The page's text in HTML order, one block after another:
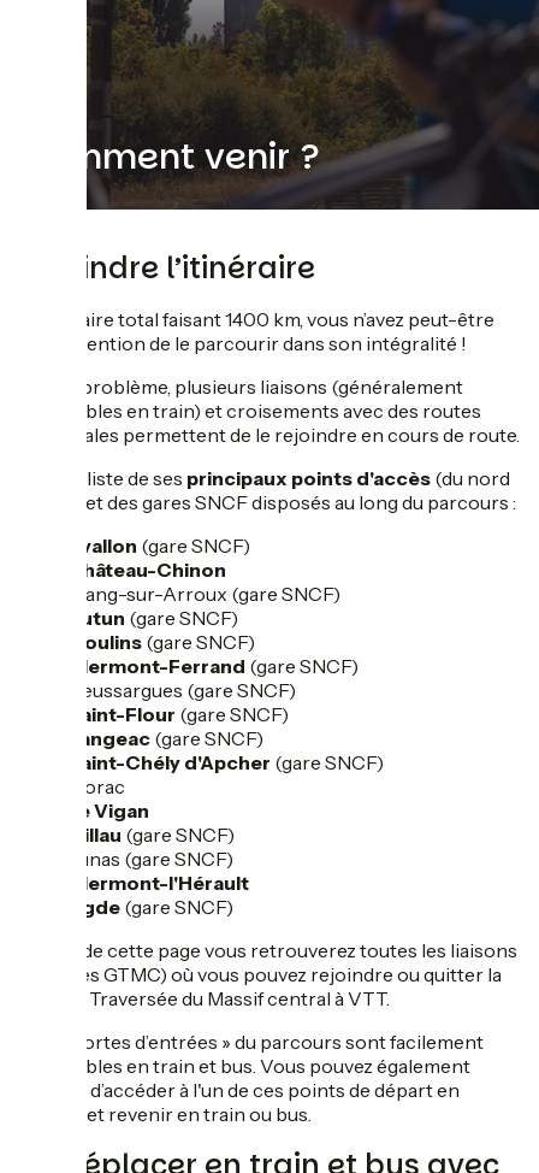
Comment venir ?
Rejoindre l’itinéraire
L’itinéraire total faisant 1400 km, vous n’avez peut-être
pas l’intention de le parcourir dans son intégralité !
Pas de problème, plusieurs liaisons (généralement
accessibles en train) et croisements avec des routes
principales permettent de le rejoindre en cours de route.
Voici la liste de ses principaux points d'accès (du nord
au sud) et des gares SNCF disposés au long du parcours :
Avallon (gare SNCF)
Château-Chinon
Etang-sur-Arroux (gare SNCF)
Autun (gare SNCF)
Moulins (gare SNCF)
Clermont-Ferrand (gare SNCF)
Neussargues (gare SNCF)
Saint-Flour (gare SNCF)
Langeac (gare SNCF)
Saint-Chély d'Apcher (gare SNCF)
Florac
Le Vigan
Millau (gare SNCF)
Lunas (gare SNCF)
Clermont-l'Hérault
Agde (gare SNCF)
En bas de cette page vous retrouverez toutes les liaisons
(balisées GTMC) où vous pouvez rejoindre ou quitter la
Grande Traversée du Massif central à VTT.
Ces « portes d’entrées » du parcours sont facilement
accessibles en train et bus. Vous pouvez également
décider d’accéder à l'un de ces points de départ en
voiture et revenir en train ou bus.